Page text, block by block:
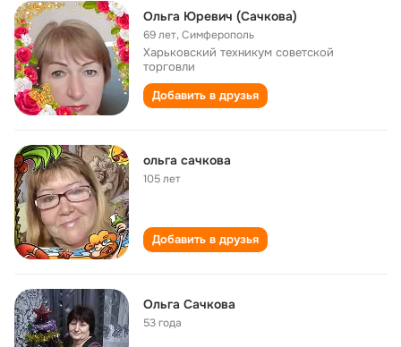
Ольга Юревич (Сачкова)
69 лет,Симферополь
Харьковский техникум советской
торговли
Добавить в друзья
ольга сачкова
105 лет
Добавить в друзья
Ольга Сачкова
53 года